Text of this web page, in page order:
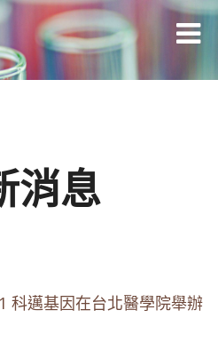
消息
科邁基因在台北醫學院舉辦